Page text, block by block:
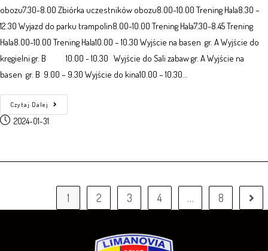
obozu7.30-8.00 Zbiórka uczestników obozu8.00-10.00 Trening Hala8.30 –
12.30 Wyjazd do parku trampolin8.00-10.00 Trening Hala7.30-8.45 Trening
Hala8.00-10.00 Trening Hala10.00 – 10.30 Wyjście na basen gr. A Wyjście do
kręgielni gr. B 10.00 - 10.30 Wyjście do Sali zabaw gr. A Wyjście na
basen gr. B 9.00 – 9.30 Wyjście do kina10.00 – 10.30…
Czytaj Dalej
2024-01-31
1 2 3 4 … 8